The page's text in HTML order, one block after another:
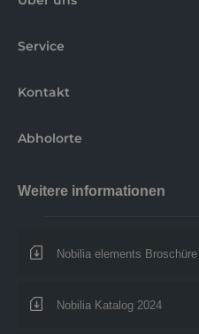
Service
Kontakt
Abholorte
Weitere informationen
Nobilia elements Broschüre
Nobilia Katalog 2024